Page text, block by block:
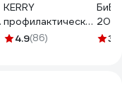
KERRY
профилактическое
средство от
4.9(86)
200
3.7